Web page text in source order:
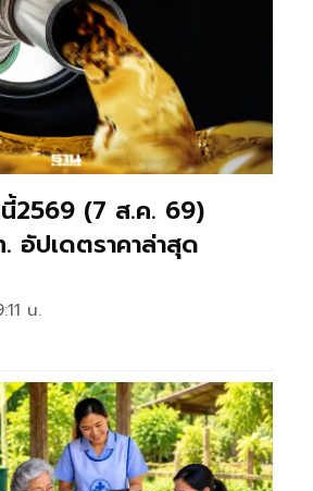
นี้2569 (7 ส.ค. 69)
อัปเดตราคาล่าสุด
น.